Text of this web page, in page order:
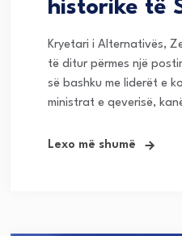
historike të
Kryetari i Alternativës,
të ditur përmes një
së bashku me liderët e
ministrat e qeverisë,
Lexo më shumë